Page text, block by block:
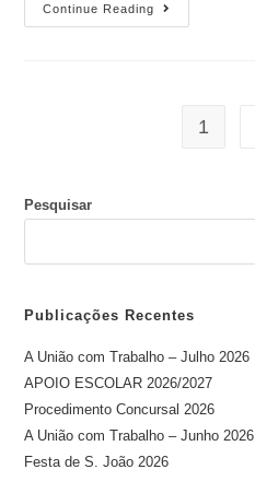
Continue Reading
1
Pesquisar
Publicações Recentes
A União com Trabalho – Julho 2026
APOIO ESCOLAR 2026/2027
Procedimento Concursal 2026
A União com Trabalho – Junho 2026
Festa de S. João 2026